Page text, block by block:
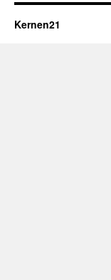
Kernen21